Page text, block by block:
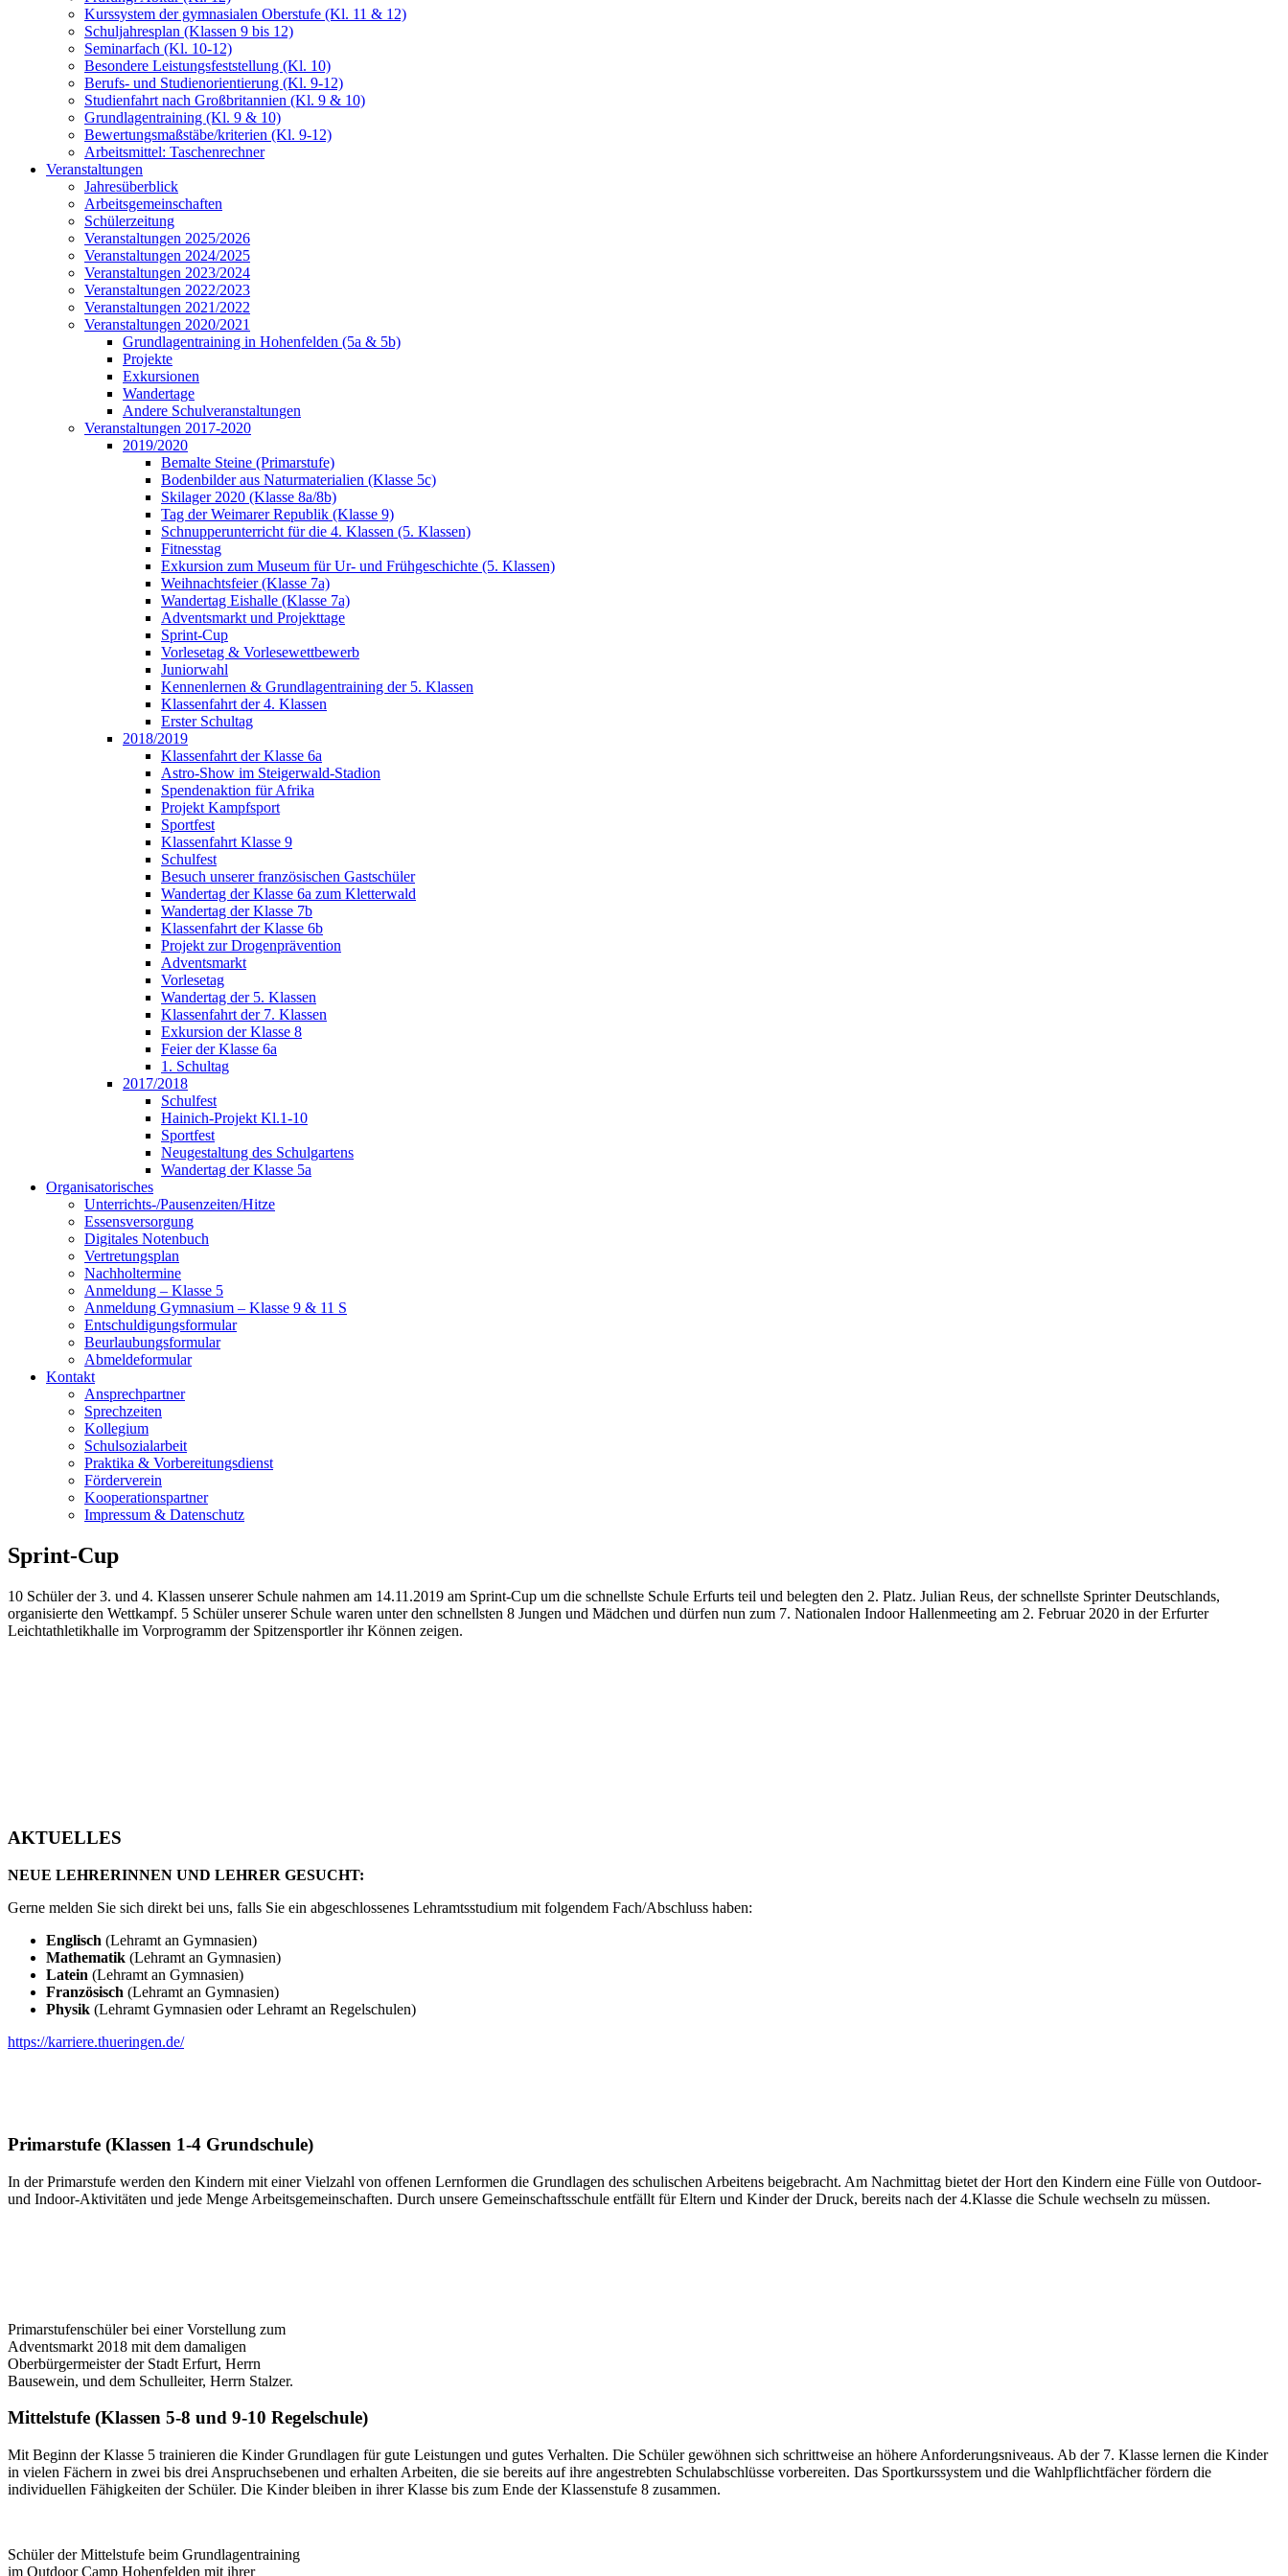
Kurssystem der gymnasialen Oberstufe (Kl. 11 & 12)
Schuljahresplan (Klassen 9 bis 12)
Seminarfach (Kl. 10-12)
Besondere Leistungsfeststellung (Kl. 10)
Berufs- und Studienorientierung (Kl. 9-12)
Studienfahrt nach Großbritannien (Kl. 9 & 10)
Grundlagentraining (Kl. 9 & 10)
Bewertungsmaßstäbe/kriterien (Kl. 9-12)
Arbeitsmittel: Taschenrechner
Veranstaltungen
Jahresüberblick
Arbeitsgemeinschaften
Schülerzeitung
Veranstaltungen 2025/2026
Veranstaltungen 2024/2025
Veranstaltungen 2023/2024
Veranstaltungen 2022/2023
Veranstaltungen 2021/2022
Veranstaltungen 2020/2021
Grundlagentraining in Hohenfelden (5a & 5b)
Projekte
Exkursionen
Wandertage
Andere Schulveranstaltungen
Veranstaltungen 2017-2020
2019/2020
Bemalte Steine (Primarstufe)
Bodenbilder aus Naturmaterialien (Klasse 5c)
Skilager 2020 (Klasse 8a/8b)
Tag der Weimarer Republik (Klasse 9)
Schnupperunterricht für die 4. Klassen (5. Klassen)
Fitnesstag
Exkursion zum Museum für Ur- und Frühgeschichte (5. Klassen)
Weihnachtsfeier (Klasse 7a)
Wandertag Eishalle (Klasse 7a)
Adventsmarkt und Projekttage
Sprint-Cup
Vorlesetag & Vorlesewettbewerb
Juniorwahl
Kennenlernen & Grundlagentraining der 5. Klassen
Klassenfahrt der 4. Klassen
Erster Schultag
2018/2019
Klassenfahrt der Klasse 6a
Astro-Show im Steigerwald-Stadion
Spendenaktion für Afrika
Projekt Kampfsport
Sportfest
Klassenfahrt Klasse 9
Schulfest
Besuch unserer französischen Gastschüler
Wandertag der Klasse 6a zum Kletterwald
Wandertag der Klasse 7b
Klassenfahrt der Klasse 6b
Projekt zur Drogenprävention
Adventsmarkt
Vorlesetag
Wandertag der 5. Klassen
Klassenfahrt der 7. Klassen
Exkursion der Klasse 8
Feier der Klasse 6a
1. Schultag
2017/2018
Schulfest
Hainich-Projekt Kl.1-10
Sportfest
Neugestaltung des Schulgartens
Wandertag der Klasse 5a
Organisatorisches
Unterrichts-/Pausenzeiten/Hitze
Essensversorgung
Digitales Notenbuch
Vertretungsplan
Nachholtermine
Anmeldung – Klasse 5
Anmeldung Gymnasium – Klasse 9 & 11 S
Entschuldigungsformular
Beurlaubungsformular
Abmeldeformular
Kontakt
Ansprechpartner
Sprechzeiten
Kollegium
Schulsozialarbeit
Praktika & Vorbereitungsdienst
Förderverein
Kooperationspartner
Impressum & Datenschutz
Sprint-Cup
10 Schüler der 3. und 4. Klassen unserer Schule nahmen am 14.11.2019 am Sprint-Cup um die schnellste Schule Erfurts teil und belegten den 2. Platz. Julian Reus, der schnellste Sprinter Deutschlands,
organisierte den Wettkampf. 5 Schüler unserer Schule waren unter den schnellsten 8 Jungen und Mädchen und dürfen nun zum 7. Nationalen Indoor Hallenmeeting am 2. Februar 2020 in der Erfurter
Leichtathletikhalle im Vorprogramm der Spitzensportler ihr Können zeigen.
AKTUELLES
NEUE LEHRERINNEN UND LEHRER GESUCHT:
Gerne melden Sie sich direkt bei uns, falls Sie ein abgeschlossenes Lehramtsstudium mit folgendem Fach/Abschluss haben:
Englisch (Lehramt an Gymnasien)
Mathematik (Lehramt an Gymnasien)
Latein (Lehramt an Gymnasien)
Französisch (Lehramt an Gymnasien)
Physik (Lehramt Gymnasien oder Lehramt an Regelschulen)
https://karriere.thueringen.de/
Primarstufe (Klassen 1-4 Grundschule)
In der Primarstufe werden den Kindern mit einer Vielzahl von offenen Lernformen die Grundlagen des schulischen Arbeitens beigebracht. Am Nachmittag bietet der Hort den Kindern eine Fülle von Outdoor-
und Indoor-Aktivitäten und jede Menge Arbeitsgemeinschaften. Durch unsere Gemeinschaftsschule entfällt für Eltern und Kinder der Druck, bereits nach der 4.Klasse die Schule wechseln zu müssen.
Primarstufenschüler bei einer Vorstellung zum
Adventsmarkt 2018 mit dem damaligen
Oberbürgermeister der Stadt Erfurt, Herrn
Bausewein, und dem Schulleiter, Herrn Stalzer.
Mittelstufe (Klassen 5-8 und 9-10 Regelschule)
Mit Beginn der Klasse 5 trainieren die Kinder Grundlagen für gute Leistungen und gutes Verhalten. Die Schüler gewöhnen sich schrittweise an höhere Anforderungsniveaus. Ab der 7. Klasse lernen die Kinder
in vielen Fächern in zwei bis drei Anspruchsebenen und erhalten Arbeiten, die sie bereits auf ihre angestrebten Schulabschlüsse vorbereiten. Das Sportkurssystem und die Wahlpflichtfächer fördern die
individuellen Fähigkeiten der Schüler. Die Kinder bleiben in ihrer Klasse bis zum Ende der Klassenstufe 8 zusammen.
Schüler der Mittelstufe beim Grundlagentraining
im Outdoor Camp Hohenfelden mit ihrer